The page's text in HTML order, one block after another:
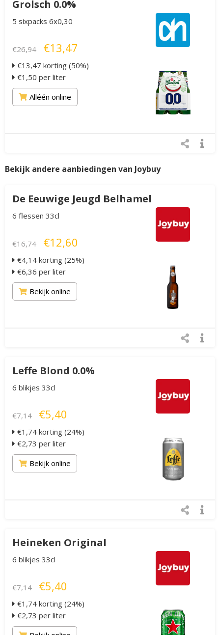
Grolsch 0.0%
5 sixpacks 6x0,30
€26,94 €13,47
€13,47 korting (50%)
€1,50 per liter
Alléén online
Bekijk andere aanbiedingen van Joybuy
De Eeuwige Jeugd Belhamel
6 flessen 33cl
€16,74 €12,60
€4,14 korting (25%)
€6,36 per liter
Bekijk online
Leffe Blond 0.0%
6 blikjes 33cl
€7,14 €5,40
€1,74 korting (24%)
€2,73 per liter
Bekijk online
Heineken Original
6 blikjes 33cl
€7,14 €5,40
€1,74 korting (24%)
€2,73 per liter